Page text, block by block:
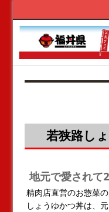
若狭路し
地元で愛されて
精肉店直営のお惣菜
しょうゆかつ丼は、